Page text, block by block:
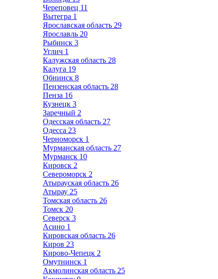
Череповец 11
Вытегра 1
Ярославская область 29
Ярославль 20
Рыбинск 3
Углич 1
Калужская область 28
Калуга 19
Обнинск 8
Пензенская область 28
Пенза 16
Кузнецк 3
Заречный 2
Одесская область 27
Одесса 23
Черноморск 1
Мурманская область 27
Мурманск 10
Кировск 2
Североморск 2
Атырауская область 26
Атырау 25
Томская область 26
Томск 20
Северск 3
Асино 1
Кировская область 26
Киров 23
Кирово-Чепецк 2
Омутнинск 1
Акмолинская область 25